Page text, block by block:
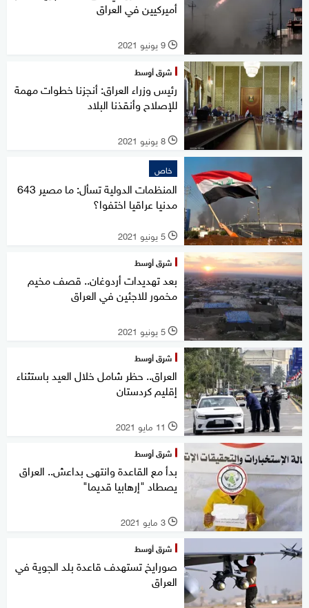
أميركيين في العراق
l 9 يونيو 2021
شرق أوسط
رئيس وزراء العراق: أنجزنا خطوات مهمة
للإصلاح وأنقذنا البلاد
l 8 يونيو 2021
خاص
المنظمات الدولية تسأل: ما مصير 643
مدنيا عراقيا اختفوا؟
l 5 يونيو 2021
شرق أوسط
بعد تهديدات أردوغان.. قصف مخيم
مخمور للاجئين في العراق
l 5 يونيو 2021
شرق أوسط
العراق.. حظر شامل خلال العيد باستثناء
إقليم كردستان
l 11 مايو 2021
شرق أوسط
بدأ مع القاعدة وانتهى بداعش.. العراق
يصطاد "إرهابيا قديما"
l 3 مايو 2021
شرق أوسط
صورايخ تستهدف قاعدة بلد الجوية في
العراق